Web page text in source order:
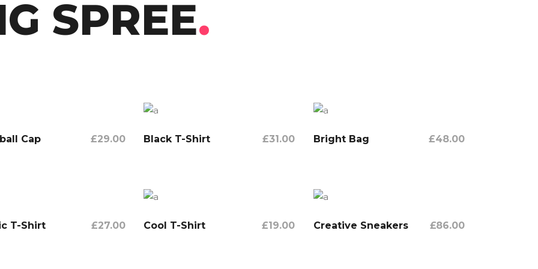
SPREE.
Cap £29.00 Black T-Shirt £31.00 Bright Bag £48.00
T-Shirt £27.00 Cool T-Shirt £19.00 Creative Sneakers £86.00